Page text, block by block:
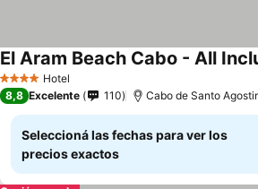
4 EstrellasHotel
El Aram Beach Cabo - All
8,8 Excelente 110 Cabo de Santo
Seleccioná las fechas para ver los
precios exactos